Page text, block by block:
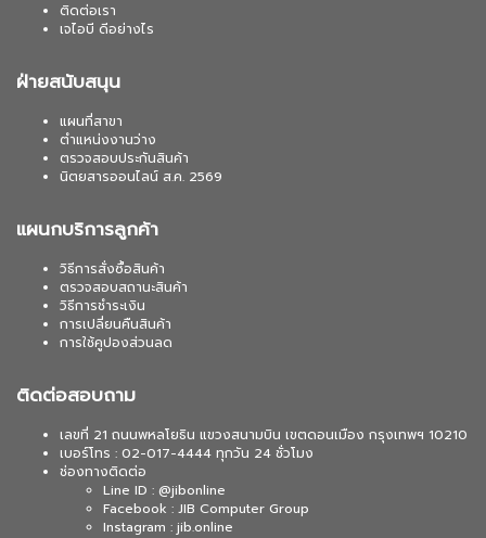
ติดต่อเรา
เจไอบี ดีอย่างไร
ฝ่ายสนับสนุน
แผนที่สาขา
ตำแหน่งงานว่าง
ตรวจสอบประกันสินค้า
นิตยสารออนไลน์ ส.ค. 2569
แผนกบริการลูกค้า
วิธีการสั่งซื้อสินค้า
ตรวจสอบสถานะสินค้า
วิธีการชำระเงิน
การเปลี่ยนคืนสินค้า
การใช้คูปองส่วนลด
ติดต่อสอบถาม
เลขที่ 21 ถนนพหลโยธิน แขวงสนามบิน เขตดอนเมือง กรุงเทพฯ 10210
เบอร์โทร : 02-017-4444 ทุกวัน 24 ชั่วโมง
ช่องทางติดต่อ
Line ID : @jibonline
Facebook : JIB Computer Group
Instagram : jib.online